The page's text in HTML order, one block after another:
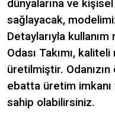
dünyalarına ve
sağlayacak,
Detaylarıyla kullanım
Odası Takımı,
üretilmiştir.
ebatta üretim imkanı
sahip olabilirsiniz.